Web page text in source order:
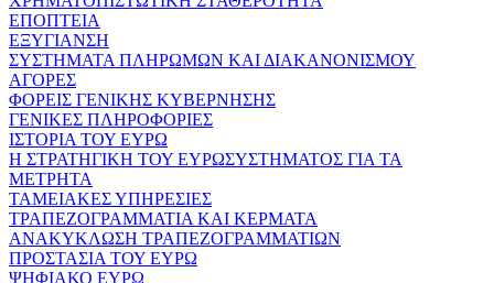
ΕΠΟΠΤΕΙΑ
ΕΞΥΓΙΑΝΣΗ
ΣΥΣΤΗΜΑΤΑ ΠΛΗΡΩΜΩΝ ΚΑΙ ΔΙΑΚΑΝΟΝΙΣΜΟΥ
ΑΓΟΡΕΣ
ΦΟΡΕΙΣ ΓΕΝΙΚΗΣ ΚΥΒΕΡΝΗΣΗΣ
ΓΕΝΙΚΕΣ ΠΛΗΡΟΦΟΡΙΕΣ
ΙΣΤΟΡΙΑ ΤΟΥ ΕΥΡΩ
Η ΣΤΡΑΤΗΓΙΚΗ ΤΟΥ ΕΥΡΩΣΥΣΤΗΜΑΤΟΣ ΓΙΑ ΤΑ
ΜΕΤΡΗΤΑ
ΤΑΜΕΙΑΚΕΣ ΥΠΗΡΕΣΙΕΣ
ΤΡΑΠΕΖΟΓΡΑΜΜΑΤΙΑ ΚΑΙ ΚΕΡΜΑΤΑ
ΑΝΑΚΥΚΛΩΣΗ ΤΡΑΠΕΖΟΓΡΑΜΜΑΤΙΩΝ
ΠΡΟΣΤΑΣΙΑ ΤΟΥ ΕΥΡΩ
ΨΗΦΙΑΚΟ ΕΥΡΩ